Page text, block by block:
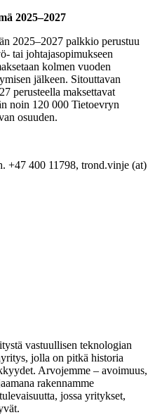
2025–2027
2025–2027 palkkio perustuu
tai johtajasopimukseen
kolmen vuoden
jälkeen. Sitouttavan
perusteella maksettavat
noin 120 000 Tietoevryn
osuuden.
+47 400 11798, trond.vinje (at)
vastuullisen teknologian
jolla on pitkä historia
Arvojemme – avoimuus,
rakennamme
jossa yritykset,